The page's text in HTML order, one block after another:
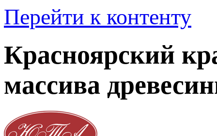
Перейти к контенту
Красноярский
массива